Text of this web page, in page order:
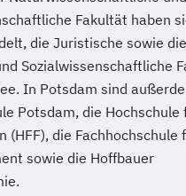
Fakultät haben
die Juristische sowie die
Sozialwissenschaftliche
In Potsdam sind
Potsdam, die Hochschule
(HFF), die Fachhochschule
sowie die Hoffbauer